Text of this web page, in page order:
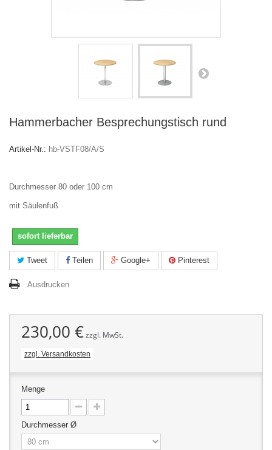
Hammerbacher Besprechungstisch rund
Artikel-Nr.: hb-VSTF08/A/S
Durchmesser 80 oder 100 cm
mit Säulenfuß
sofort lieferbar
Tweet Teilen Google+ Pinterest
Ausdrucken
230,00 €zzgl. MwSt.
zzgl. Versandkosten
Menge
Durchmesser Ø